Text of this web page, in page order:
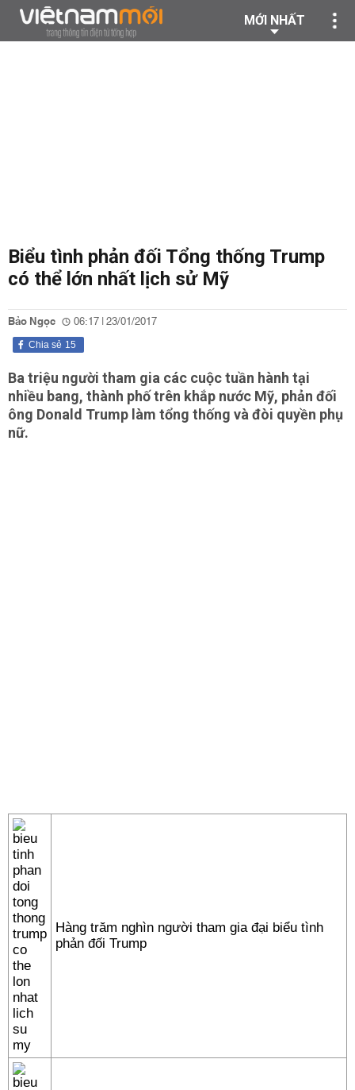
MỚI NHẤT
Biểu tình phản đối Tổng thống Trump
có thể lớn nhất lịch sử Mỹ
Bảo Ngọc 06:17 | 23/01/2017
15
Chia sẻ
Ba triệu người tham gia các cuộc tuần hành tại
nhiều bang, thành phố trên khắp nước Mỹ, phản đối
ông Donald Trump làm tổng thống và đòi quyền phụ
nữ.
Hàng trăm nghìn người tham gia đại biểu tình
phản đối Trump